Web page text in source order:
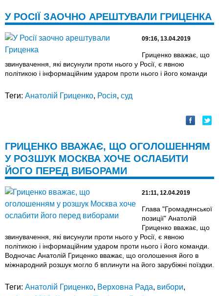
У РОСІЇ ЗАОЧНО АРЕШТУВАЛИ ГРИЦЕНКА
09:16, 13.04.2019
Гриценко вважає, що
звинувачення, які висунули проти нього у Росії, є явною
політикою і інформаційним ударом проти нього і його команди
Теги: Анатолій Гриценко, Росія, суд
ГРИЦЕНКО ВВАЖАЄ, ЩО ОГОЛОШЕННЯМ
У РОЗШУК МОСКВА ХОЧЕ ОСЛАБИТИ
ЙОГО ПЕРЕД ВИБОРАМИ
21:11, 12.04.2019
Глава "Громадянської
позиції" Анатолій
Гриценко вважає, що
звинувачення, які висунули проти нього у Росії, є явною
політикою і інформаційним ударом проти нього і його команди.
Водночас Анатолій Гриценко вважає, що оголошення його в
міжнародний розшук могло б вплинути на його зарубіжні поїздки.
Теги: Анатолій Гриценко, Верховна Рада, вибори,